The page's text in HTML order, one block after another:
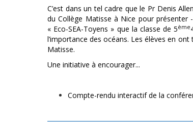
C’est dans un tel cadre que le Pr Denis
du Collège Matisse à Nice pour
« Eco-SEA-Toyens » que la classe de 5ème
l’importance des océans. Les élèves en
Matisse.
Une initiative à encourager...
Compte-rendu interactif de la